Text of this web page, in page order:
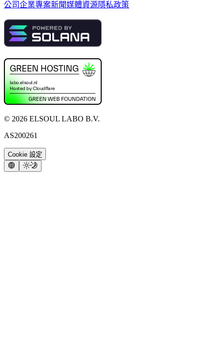
公司企業專案新聞媒體資源隱私政策
© 2026 ELSOUL LABO B.V.
AS200261
Cookie 設定